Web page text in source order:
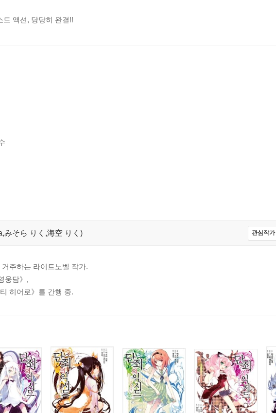
드 액션, 당당히 완결!!
みそら りく,海空 りく) 관심작
주하는 라이트노벨 작가.
웅담》,
히어로》를 간행 중.